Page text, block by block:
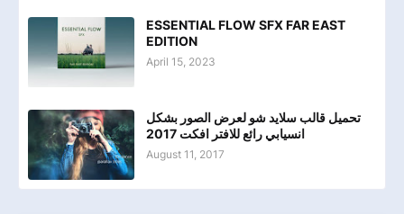
ESSENTIAL FLOW SFX FAR EAST
EDITION
April 15, 2023
تحميل قالب سلايد شو لعرض الصور بشكل
انسيابي رائع للافتر افكت 2017
August 11, 2017